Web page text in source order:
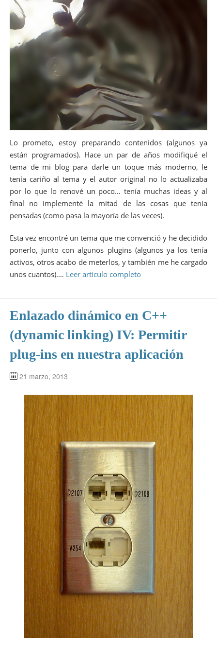
Lo prometo, estoy preparando contenidos (algunos ya
están programados). Hace un par de años modifiqué el
tema de mi blog para darle un toque más moderno, le
tenía cariño al tema y el autor original no lo actualizaba
por lo que lo renové un poco… tenía muchas ideas y al
final no implementé la mitad de las cosas que tenía
pensadas (como pasa la mayoría de las veces).
Esta vez encontré un tema que me convenció y he decidido
ponerlo, junto con algunos plugins (algunos ya los tenía
activos, otros acabo de meterlos, y también me he cargado
unos cuantos).… Leer artículo completo
Enlazado dinámico en C++
(dynamic linking) IV: Permitir
plug-ins en nuestra aplicación
21 marzo, 2013